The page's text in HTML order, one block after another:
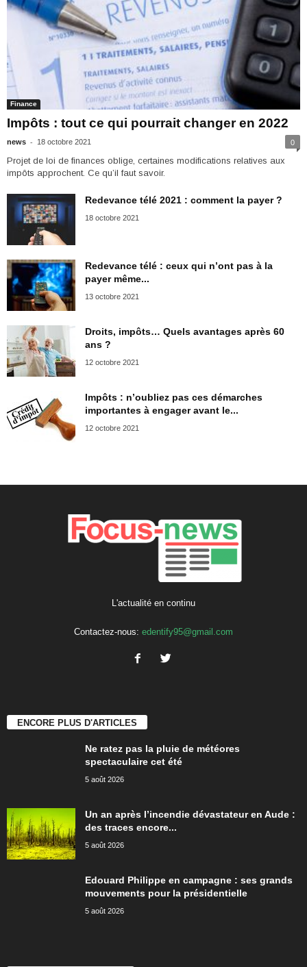
Finance
Impôts : tout ce qui pourrait changer en 2022
news - 18 octobre 2021 0
Projet de loi de finances oblige, certaines modifications relatives aux
impôts approchent. Ce qu’il faut savoir.
Redevance télé 2021 : comment la payer ?
18 octobre 2021
Redevance télé : ceux qui n’ont pas à la
payer même...
13 octobre 2021
Droits, impôts… Quels avantages après 60
ans ?
12 octobre 2021
Impôts : n’oubliez pas ces démarches
importantes à engager avant le...
12 octobre 2021
L'actualité en continu
Contactez-nous: edentify95@gmail.com
ENCORE PLUS D'ARTICLES
Ne ratez pas la pluie de météores
spectaculaire cet été
5 août 2026
Un an après l’incendie dévastateur en Aude :
des traces encore...
5 août 2026
Edouard Philippe en campagne : ses grands
mouvements pour la présidentielle
5 août 2026